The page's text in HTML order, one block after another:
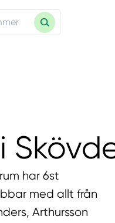
har 6st
med allt från
Arthursson